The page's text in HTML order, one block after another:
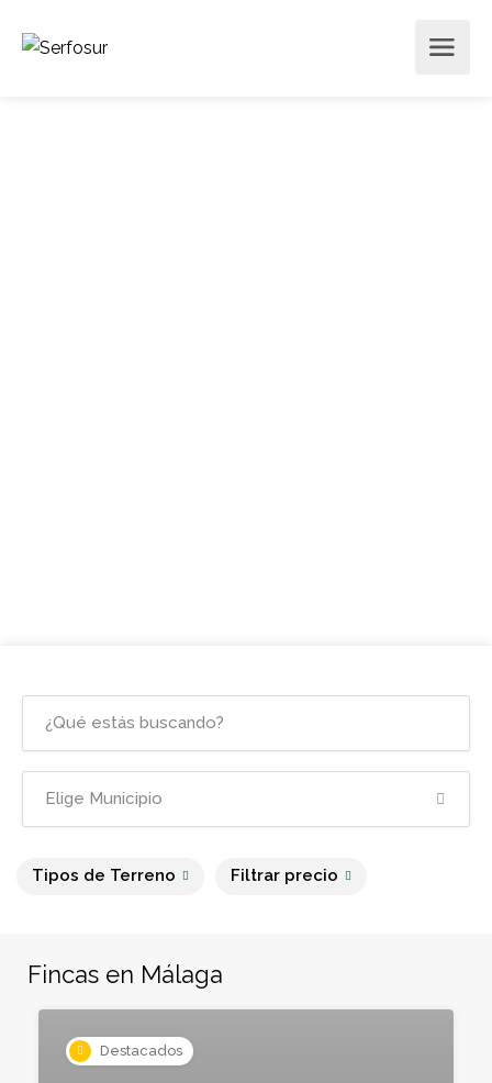
Tipos de Terreno Filtrar precio
Fincas en Málaga
Destacados